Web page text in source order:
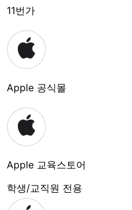
11번가
Apple 공식몰
Apple 교육스토어
학생/교직원 전용